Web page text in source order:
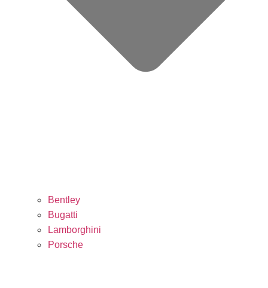
Bentley
Bugatti
Lamborghini
Porsche